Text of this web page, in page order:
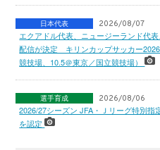
日本代表 2026/08/07
エクアドル代表、ニュージーランド代
配信が決定 キリンカップサッカー
競技場、10.5＠東京／国立競技場）
選手育成 2026/08/06
2026/27シーズン JFA・Ｊリーグ特別指
を認定